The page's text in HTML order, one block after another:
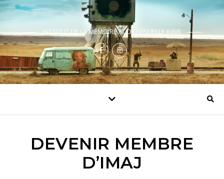
INSTITUT DE LA MÉMOIRE AUDIOVISUELLE JUIVE
DEVENIR MEMBRE
D’IMAJ